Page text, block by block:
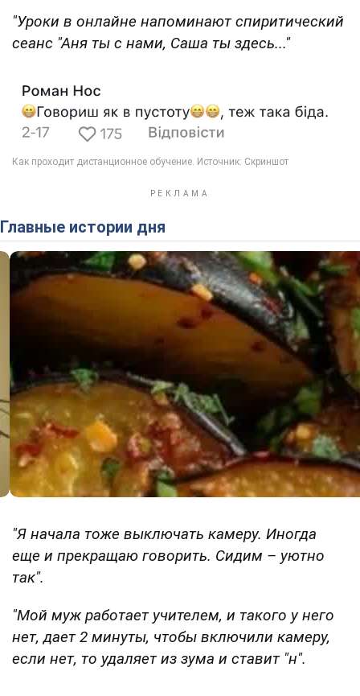
"Уроки в онлайне напоминают спиритический
сеанс "Аня ты с нами, Саша ты здесь..."
Главные истории дня
"Я начала тоже выключать камеру. Иногда
еще и прекращаю говорить. Сидим – уютно
так".
"Мой муж работает учителем, и такого у него
нет, дает 2 минуты, чтобы включили камеру,
если нет, то удаляет из зума и ставит "н".